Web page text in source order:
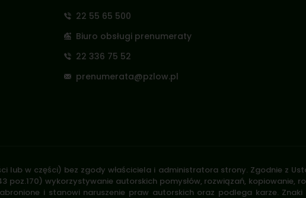
22 55 65 500
Biuro obsługi prenumeraty
22 336 75 52
prenumerata@pzlow.pl
lub w części) bez zgody właściciela i administratora strony. Zgodnie z
poz.170) wykorzystywanie autorskich pomysłów, rozwiązań,
i stanowi naruszenie praw autorskich oraz podlega karze.